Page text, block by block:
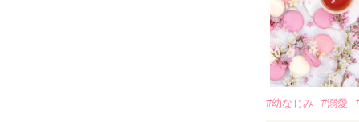
#幼なじみ #溺愛